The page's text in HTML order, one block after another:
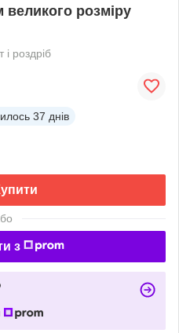
розміру
і роздріб
37 днів
з